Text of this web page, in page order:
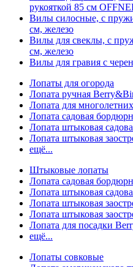
рукояткой 85 см
Вилы силосные, с
см, железо
Вилы для свеклы, с
см, железо
Вилы для гравия с
Лопаты для огорода
Лопата ручная
Лопата для
Лопата садовая
Лопата штыковая
Лопата штыковая
ещё...
Штыковые лопаты
Лопата садовая
Лопата штыковая
Лопата штыковая
Лопата штыковая
Лопата для посадки
ещё...
Лопаты совковые